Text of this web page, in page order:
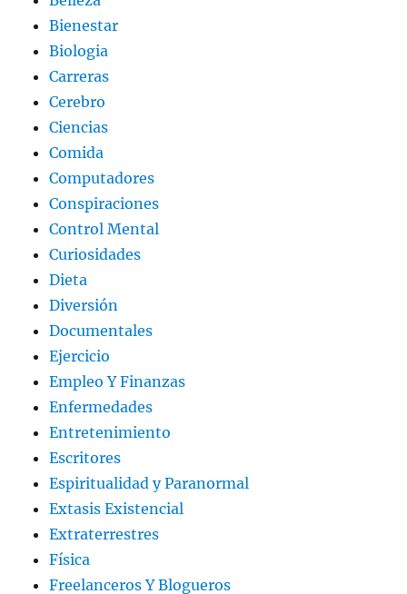
Bienestar
Biologia
Carreras
Cerebro
Ciencias
Comida
Computadores
Conspiraciones
Control Mental
Curiosidades
Dieta
Diversión
Documentales
Ejercicio
Empleo Y Finanzas
Enfermedades
Entretenimiento
Escritores
Espiritualidad y Paranormal
Extasis Existencial
Extraterrestres
Física
Freelanceros Y Blogueros